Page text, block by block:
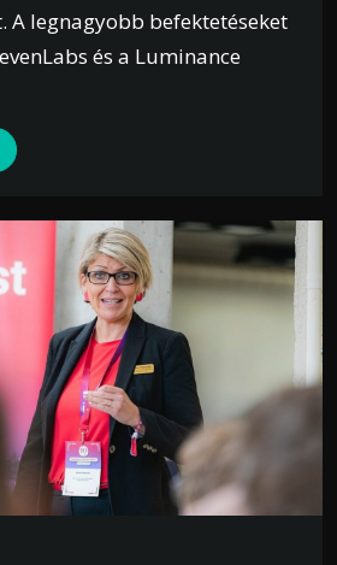
legnagyobb befektetéseket
és a Luminance